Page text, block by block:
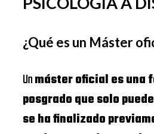
¿Qué es un Máster
Unmáster oficial es una
posgrado que solo
se ha finalizado